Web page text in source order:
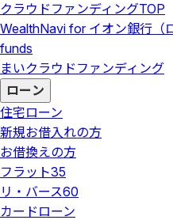
クラウドファンディングTOP
WealthNavi for イオン銀行（
funds
まいクラウドファンディング
ローン
住宅ローン
新規お借入れの方
お借換えの方
フラット35
リ・バース60
カードローン